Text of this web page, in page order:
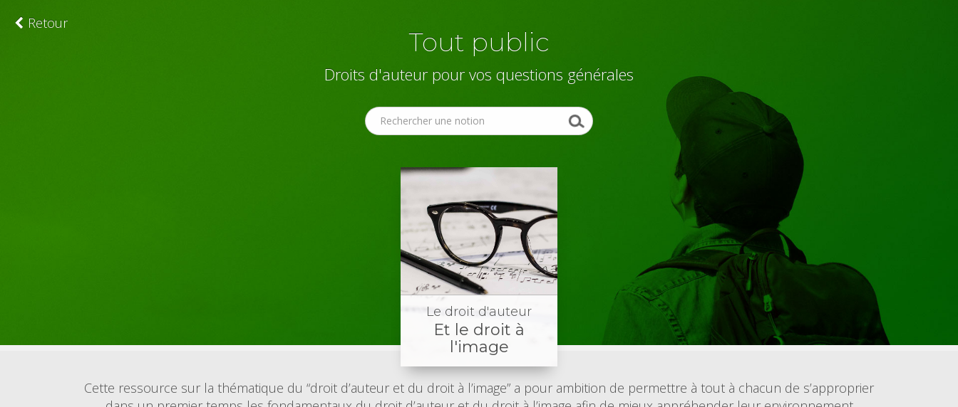
Retour
Tout public
Droits d'auteur pour vos questions générales
Le droit d'auteur
Et le droit à
l'image
Cette ressource sur la thématique du “droit d’auteur et du droit à l’image” a pour ambition de permettre à tout à chacun de s’approprier